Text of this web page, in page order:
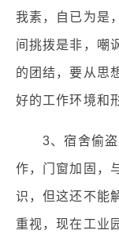
我素，自已为是
间挑拨是非，嘲
的团结，要从思
好的工作环境和
3、宿舍偷盗
作，门窗加固，
识，但这还不能
重视，现在工业